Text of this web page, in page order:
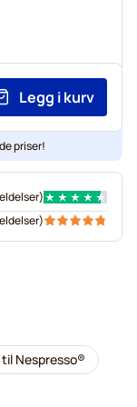
Legg i kurv
priser!
)
)
til Nespresso®